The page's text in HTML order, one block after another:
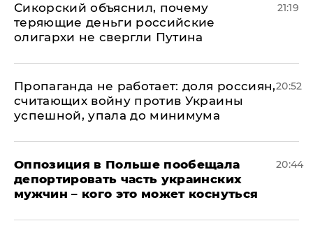
Сикорский объяснил, почему
теряющие деньги российские
олигархи не свергли Путина
21:19
​Пропаганда не работает: доля россиян,
считающих войну против Украины
успешной, упала до минимума
20:52
Оппозиция в Польше пообещала
депортировать часть украинских
мужчин – кого это может коснуться
20:44